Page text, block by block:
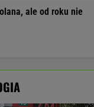
ale od roku nie